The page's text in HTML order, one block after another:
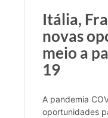
Itália,
novas
meio a
19
A pandemia
oportunidades